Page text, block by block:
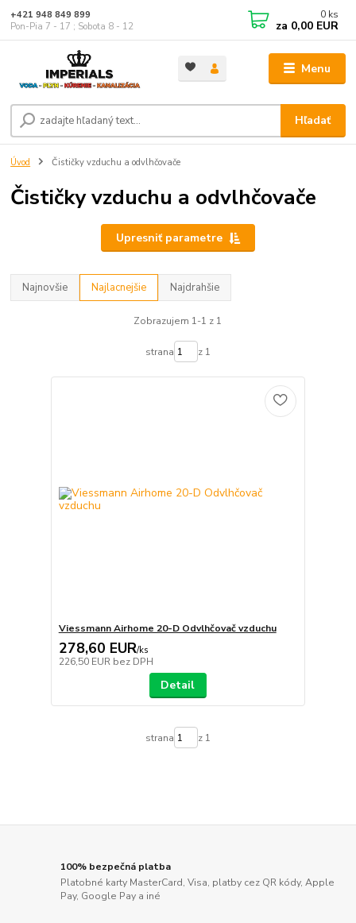
Menu
Hľadať
+421 948 849 899
Pon-Pia 7 - 17 ; Sobota 8 - 12
0 ks
za 0,00 EUR
Úvod Čističky vzduchu a odvlhčovače
Čističky vzduchu a odvlhčovače
Upresniť parametre
Najnovšie Najlacnejšie Najdrahšie
Zobrazujem 1-1 z 1
strana z 1
Viessmann Airhome 20-D Odvlhčovač vzduchu
278,60 EUR/ks
226,50 EUR bez DPH
Detail
strana z 1
100% bezpečná platba
Platobné karty MasterCard, Visa, platby cez QR kódy, Apple
Pay, Google Pay a iné